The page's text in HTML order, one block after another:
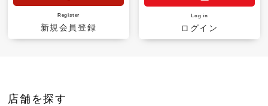
Register
新規会員登録
Log in
ログイン
店舗を探す